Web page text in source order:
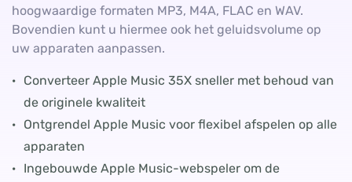
hoogwaardige formaten MP3, M4A, FLAC en WAV.
Bovendien kunt u hiermee ook het geluidsvolume op
uw apparaten aanpassen.
· Converteer Apple Music 35X sneller met behoud van
de originele kwaliteit
· Ontgrendel Apple Music voor flexibel afspelen op alle
apparaten
· Ingebouwde Apple Music-webspeler om de